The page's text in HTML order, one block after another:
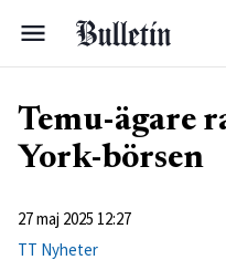
Temu-ägare
York-börsen
27 maj 2025 12:27
TT Nyheter